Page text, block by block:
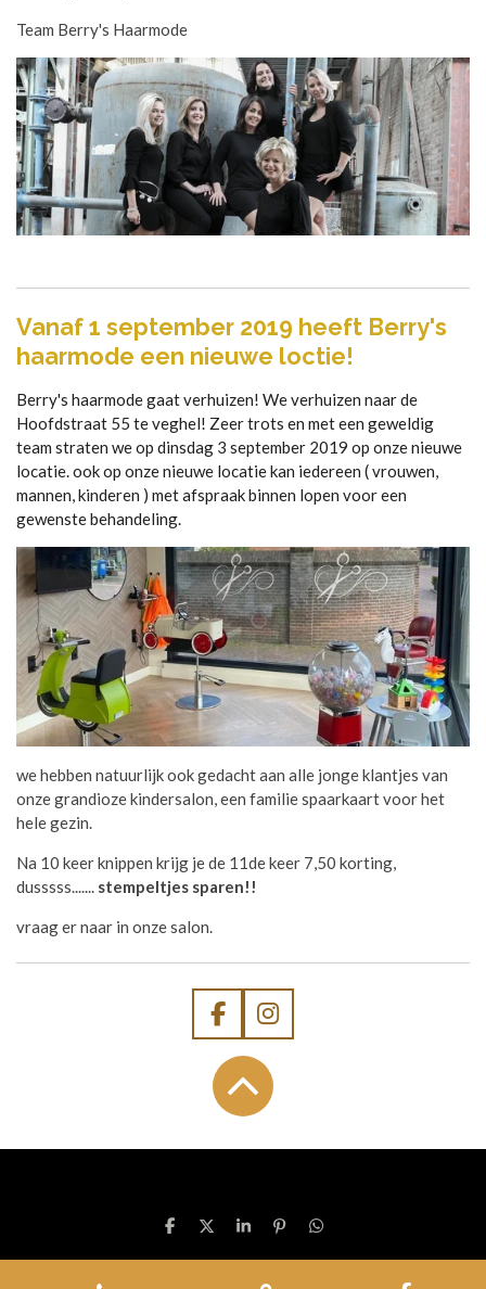
Team Berry's Haarmode
Vanaf 1 september 2019 heeft Berry's
haarmode een nieuwe loctie!
Berry's haarmode gaat verhuizen! We verhuizen naar de
Hoofdstraat 55 te veghel! Zeer trots en met een geweldig
team straten we op dinsdag 3 september 2019 op onze nieuwe
locatie. ook op onze nieuwe locatie kan iedereen ( vrouwen,
mannen, kinderen ) met afspraak binnen lopen voor een
gewenste behandeling.
we hebben natuurlijk ook gedacht aan alle jonge klantjes van
onze grandioze kindersalon, een familie spaarkaart voor het
hele gezin.
Na 10 keer knippen krijg je de 11de keer 7,50 korting,
dusssss....... stempeltjes sparen!!
vraag er naar in onze salon.
F
a
c
e
b
o
I
n
s
t
g
m
D
l
D
e
S
a
P
n
D
l